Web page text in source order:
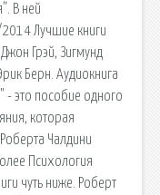
В ней
Лучшие книги
Грэй, Зигмунд
Берн. Аудиокнига
- это пособие одного
которая
Чалдини
Психология
чуть ниже. Роберт